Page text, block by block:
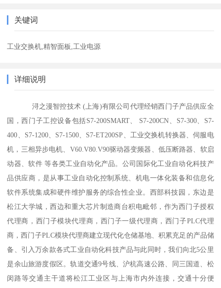
关键词
工业交换机,精智面板,工业电源
详细说明
浔之漫智控技术 (上海)有限公司代理经销西门子产品供应全
国，西门子工控设备包括S7-200SMART、 S7-200CN、S7-300、S7-
400、S7-1200、S7-1500、S7-ET200SP、工业交换机转换器、伺服电
机，三相异步电机、V60.V80.V90驱动器变频器、低压断路器、软启
动器、软件 等各类工业自动化产品。公司国际化工业自动化科技产
品供应商，是从事工业自动化控制系统、机电一体化装备和信息化
软件系统集成和硬件维护服务的综合性企业。西部科技园，东边是
松江大学城，西边和重大芯片制造商台积电毗邻，作为西门子授权
代理商，西门子模块代理商，西门子一级代理商，西门子PLC代理
商，西门子PLC模块代理商建立现代化仓储基地、积累充足的产品储
备、引入万余款各式工业自动化科技产品与此同时，我们向北5公里
是余山旅游度假区。轨道交通9号线、沪杭高速公路、同三国道、松
闵路等交通主干道将松江工业区与上海市内外连接，交通十分便